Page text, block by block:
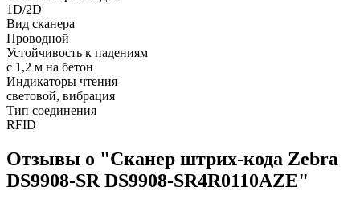
1D/2D
Вид сканера
Проводной
Устойчивость к падениям
с 1,2 м на бетон
Индикаторы чтения
световой, вибрация
Тип соединения
RFID
Отзывы о "Сканер штрих-кода Zebra
DS9908-SR DS9908-SR4R0110AZE"